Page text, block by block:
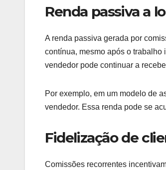
Renda passiva a
A renda passiva gerada por
contínua, mesmo após o
vendedor pode continuar a
Por exemplo, em um modelo de
vendedor. Essa renda pode se
Fidelização de
Comissões recorrentes